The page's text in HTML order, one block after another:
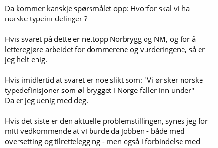
mindre. Selve definisjonene vil ikke egentlig bli så annerledes. Alle
øltypedefinisjonene er uansett laget med utgangspunkt i faktisk
eksisterende øl, så det blir ikke de helt enorme variasjonene likevel.
Klasseinndelingen er heller ikke nødvendigvis hensiktsmessig i BJCP i
forhold til hva man skal bruke i Norge. I BJCP er det 23 hovedklasser
for øl, noe som ville bli for mye med hensyn på hvor mange øl som
faktisk leveres inn til NM. En enklere klasseinndeling er derfor et
godt utgangspunkt i Norge.
Da kommer kanskje spørsmålet opp: Hvorfor skal vi ha
norske typeinndelinger ?
Hvis svaret på dette er nettopp Norbrygg og NM, og for å
letteregjøre arbeidet for dommerene og vurderingene, så er
jeg helt enig.
Hvis imidlertid at svaret er noe slikt som: "Vi ønsker norske
typedefinisjoner som øl brygget i Norge faller inn under"
Da er jeg uenig med deg.
Hvis det siste er den aktuelle problemstillingen, synes jeg for
mitt vedkommende at vi burde da jobben - både med
oversetting og tilrettelegging - men også i forbindelse med